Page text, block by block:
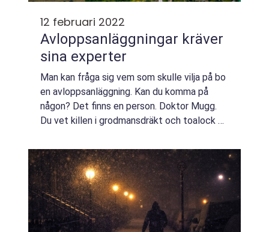
12 februari 2022
Avloppsanläggningar kräver
sina experter
Man kan fråga sig vem som skulle vilja på bo
en avloppsanläggning. Kan du komma på
någon? Det finns en person. Doktor Mugg.
Du vet killen i grodmansdräkt och toalock på
sa...